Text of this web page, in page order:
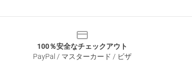
100％安全なチェックアウト
PayPal / マスターカード / ビザ